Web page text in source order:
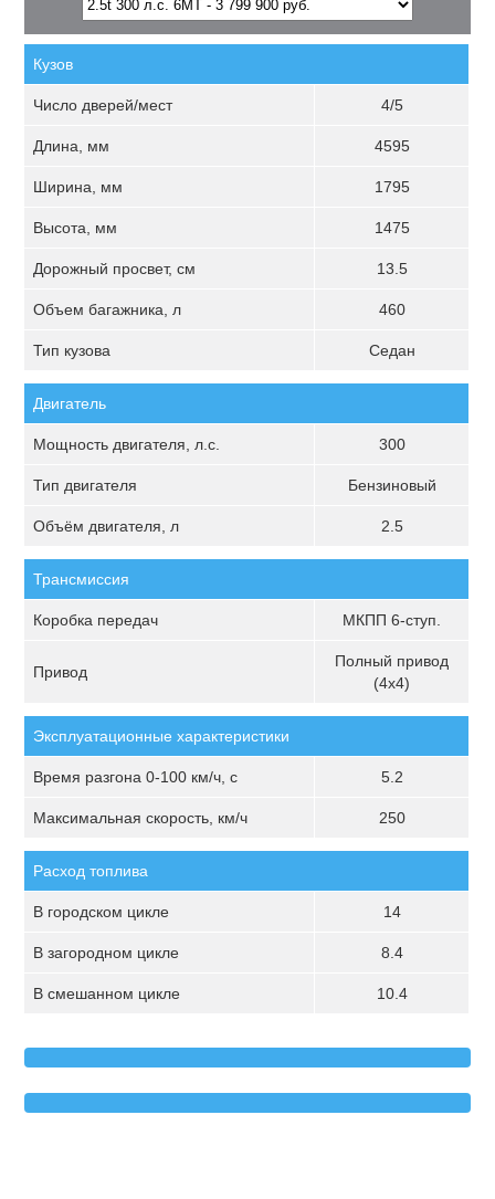
Кузов
Число дверей/мест 4/5
Длина, мм 4595
Ширина, мм 1795
Высота, мм 1475
Дорожный просвет, см 13.5
Объем багажника, л 460
Тип кузова Седан
Двигатель
Мощность двигателя, л.с. 300
Тип двигателя Бензиновый
Объём двигателя, л 2.5
Трансмиссия
Коробка передач МКПП 6-ступ.
Привод
Полный привод
(4х4)
Эксплуатационные характеристики
Время разгона 0-100 км/ч, с 5.2
Максимальная скорость, км/ч 250
Расход топлива
В городском цикле 14
В загородном цикле 8.4
В смешанном цикле 10.4